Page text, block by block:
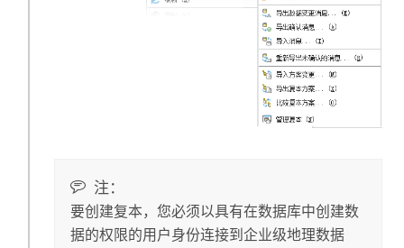
注：
要创建复本，您必须以具有在数据库中创建数
据的权限的用户身份连接到企业级地理数据